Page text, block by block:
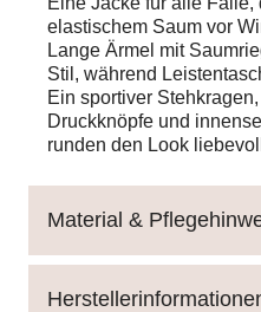
elastischem Saum vor
Lange Ärmel mit
Stil, während
Ein sportiver
Druckknöpfe und
runden den Look
Material &